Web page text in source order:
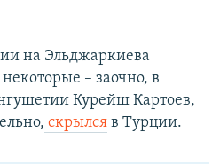
на Эльджаркиева
– заочно, в
Курейш Картоев,
скрылся в Турции.